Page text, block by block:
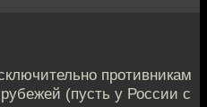
противникам
(пусть у России с